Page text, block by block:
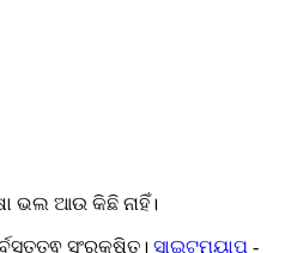
ଭଲ ଆଉ କିଛି ନାହିଁ।
ସଂରକ୍ଷିତ। ସାଇଟମ୍ୟାପ୍ -